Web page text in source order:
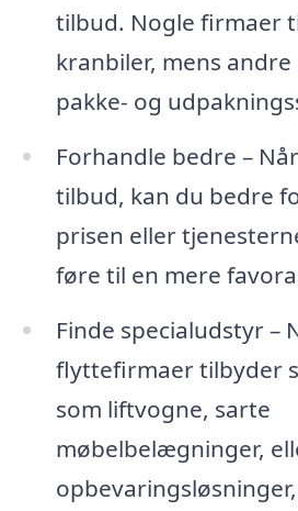
tilbud. Nogle firmaer
kranbiler, mens
pakke- og
Forhandle bedre –
tilbud, kan du bedre
prisen eller
føre til en mere
Finde specialudstyr –
flyttefirmaer tilbyder
som liftvogne, sarte
møbelbelægninger,